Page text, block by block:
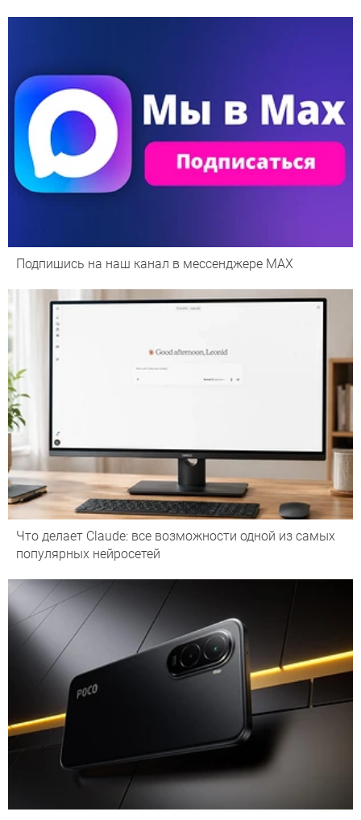
Подпишись на наш канал в мессенджере МАХ
Что делает Сlaude: все возможности одной из самых
популярных нейросетей